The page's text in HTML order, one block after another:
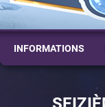
INFORMATIONS